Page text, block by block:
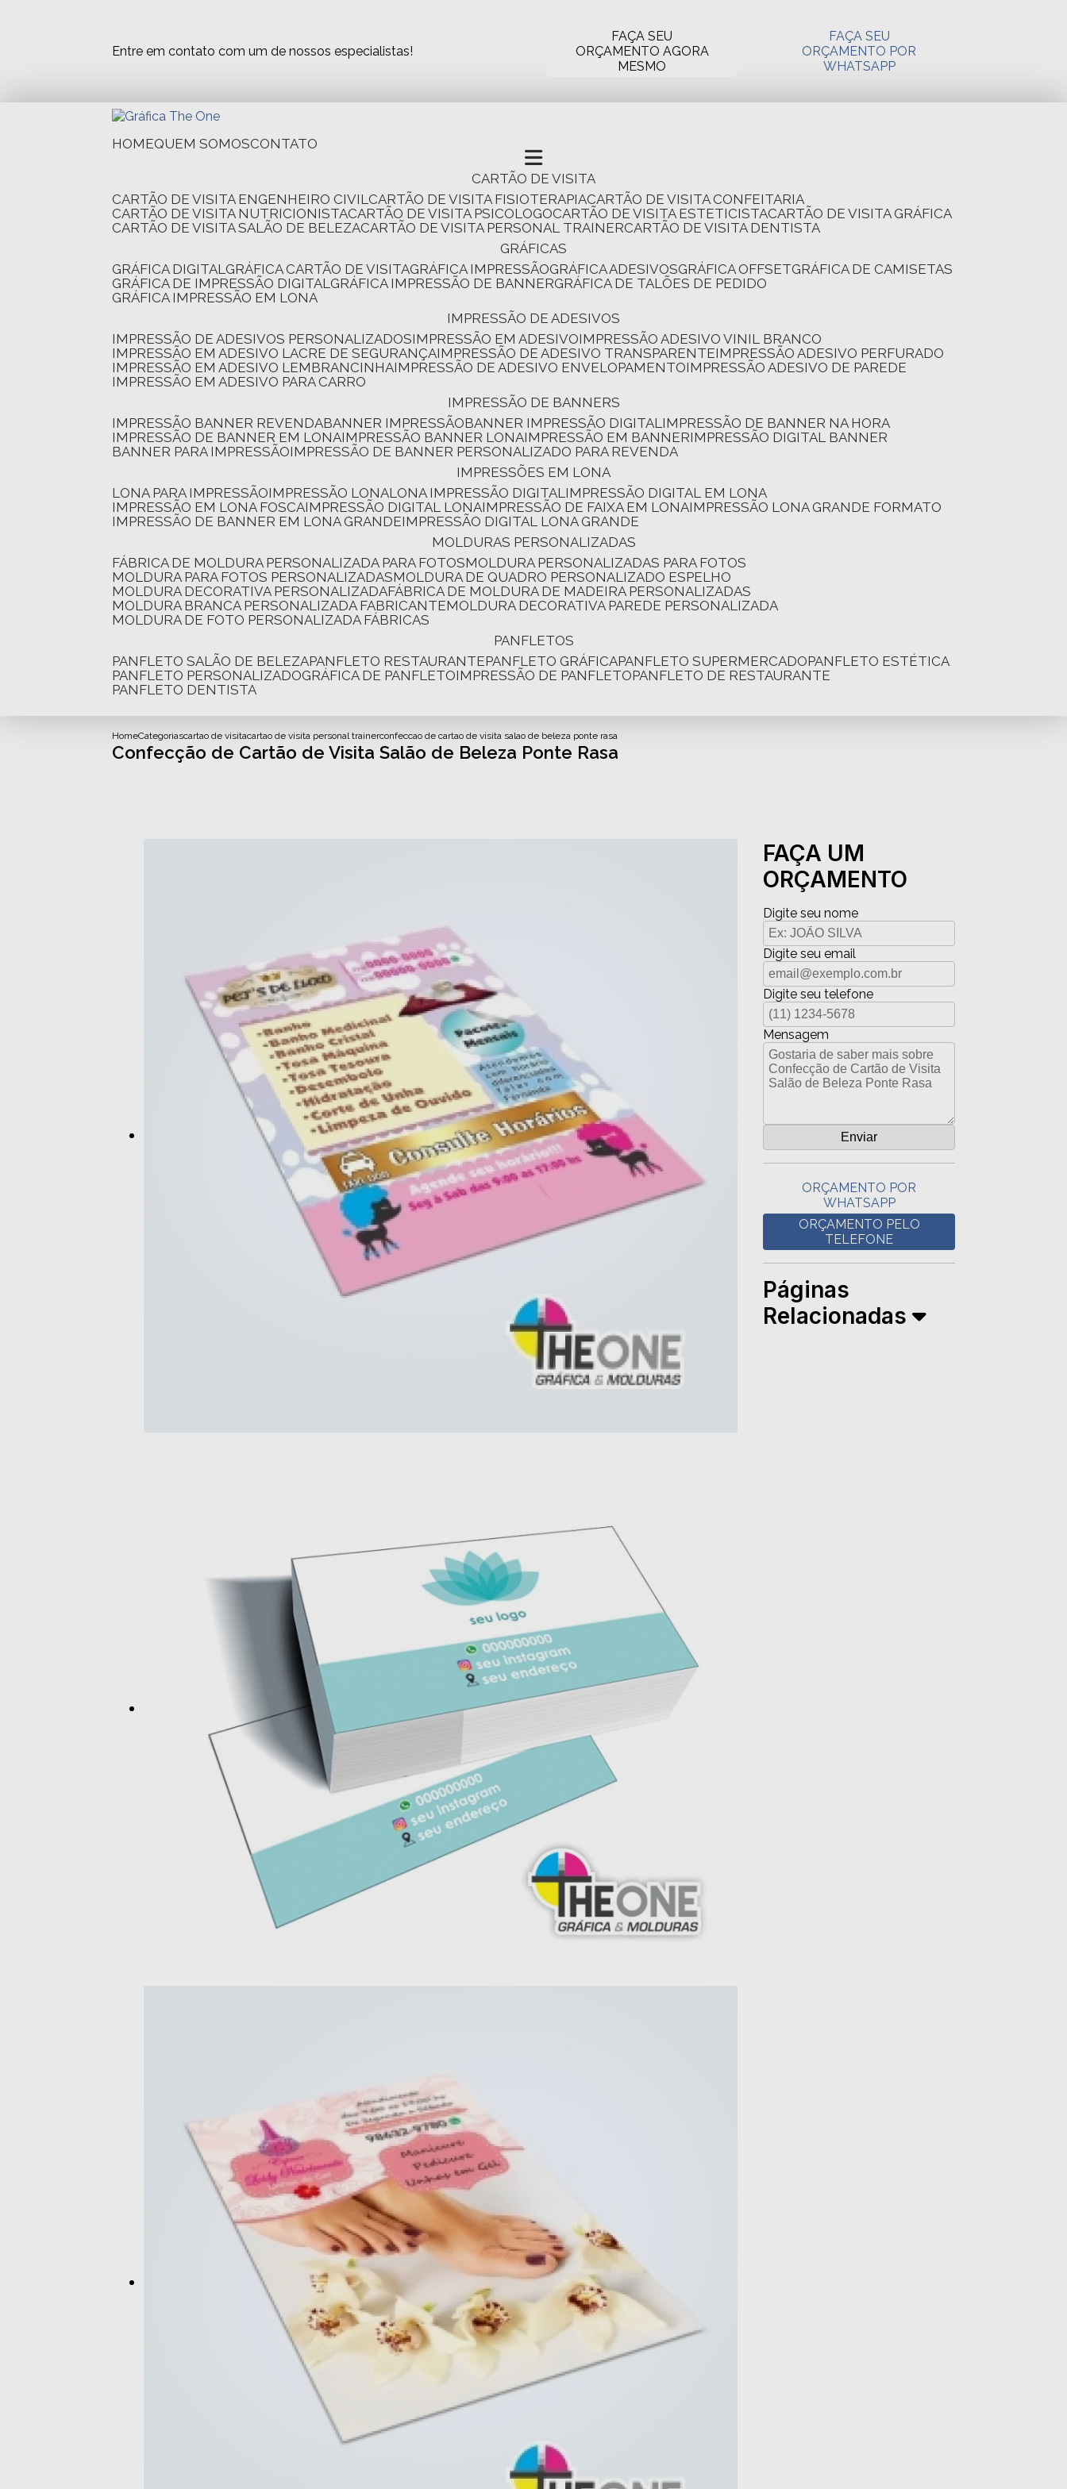
Entre em contato com um de nossos especialistas!
FAÇA SEU
ORÇAMENTO AGORA
MESMO
FAÇA SEU
ORÇAMENTO POR
WHATSAPP
HOME QUEM SOMOS CONTATO
CARTÃO DE VISITA
CARTÃO DE VISITA ENGENHEIRO CIVIL CARTÃO DE VISITA FISIOTERAPIA CARTÃO DE VISITA CONFEITARIA
CARTÃO DE VISITA NUTRICIONISTA CARTÃO DE VISITA PSICOLOGO CARTÃO DE VISITA ESTETICISTA CARTÃO DE VISITA GRÁFICA
CARTÃO DE VISITA SALÃO DE BELEZA CARTÃO DE VISITA PERSONAL TRAINER CARTÃO DE VISITA DENTISTA
GRÁFICAS
GRÁFICA DIGITAL
GRÁFICA CARTÃO DE VISITA GRÁFICA IMPRESSÃO GRÁFICA ADESIVOS GRÁFICA OFFSET
GRÁFICA DE CAMISETAS
GRÁFICA DE IMPRESSÃO DIGITAL
GRÁFICA IMPRESSÃO DE BANNER
GRÁFICA DE TALÕES DE PEDIDO
GRÁFICA IMPRESSÃO EM LONA
IMPRESSÃO DE ADESIVOS
IMPRESSÃO DE ADESIVOS PERSONALIZADOS IMPRESSÃO EM ADESIVO IMPRESSÃO ADESIVO VINIL BRANCO
IMPRESSÃO EM ADESIVO LACRE DE SEGURANÇA IMPRESSÃO DE ADESIVO TRANSPARENTE IMPRESSÃO ADESIVO PERFURADO
IMPRESSÃO EM ADESIVO LEMBRANCINHA IMPRESSÃO DE ADESIVO ENVELOPAMENTO IMPRESSÃO ADESIVO DE PAREDE
IMPRESSÃO EM ADESIVO PARA CARRO
IMPRESSÃO DE BANNERS
IMPRESSÃO BANNER REVENDA
BANNER IMPRESSÃO BANNER IMPRESSÃO DIGITAL IMPRESSÃO DE BANNER NA HORA
IMPRESSÃO DE BANNER EM LONA IMPRESSÃO BANNER LONA IMPRESSÃO EM BANNER IMPRESSÃO DIGITAL BANNER
BANNER PARA IMPRESSÃO IMPRESSÃO DE BANNER PERSONALIZADO PARA REVENDA
IMPRESSÕES EM LONA
LONA PARA IMPRESSÃO IMPRESSÃO LONA LONA IMPRESSÃO DIGITAL IMPRESSÃO DIGITAL EM LONA
IMPRESSÃO EM LONA FOSCA IMPRESSÃO DIGITAL LONA IMPRESSÃO DE FAIXA EM LONA IMPRESSÃO LONA GRANDE FORMATO
IMPRESSÃO DE BANNER EM LONA GRANDE IMPRESSÃO DIGITAL LONA GRANDE
MOLDURAS PERSONALIZADAS
FÁBRICA DE MOLDURA PERSONALIZADA PARA FOTOS
MOLDURA PERSONALIZADAS PARA FOTOS
MOLDURA PARA FOTOS PERSONALIZADAS
MOLDURA DE QUADRO PERSONALIZADO ESPELHO
MOLDURA DECORATIVA PERSONALIZADA FÁBRICA DE MOLDURA DE MADEIRA PERSONALIZADAS
MOLDURA BRANCA PERSONALIZADA FABRICANTE
MOLDURA DECORATIVA PAREDE PERSONALIZADA
MOLDURA DE FOTO PERSONALIZADA FÁBRICAS
PANFLETOS
PANFLETO SALÃO DE BELEZA PANFLETO RESTAURANTE PANFLETO GRÁFICA PANFLETO SUPERMERCADO PANFLETO ESTÉTICA
PANFLETO PERSONALIZADO
GRÁFICA DE PANFLETO IMPRESSÃO DE PANFLETO PANFLETO DE RESTAURANTE
PANFLETO DENTISTA
HomeCategoriascartao de visitacartao de visita personal trainerconfeccao de cartao de visita salao de beleza ponte rasa
Confecção de Cartão de Visita Salão de Beleza Ponte Rasa
FAÇA UM
ORÇAMENTO
Digite seu nome
Digite seu email
Digite seu telefone
Mensagem
ORÇAMENTO POR
WHATSAPP
ORÇAMENTO PELO
TELEFONE
Páginas
Relacionadas